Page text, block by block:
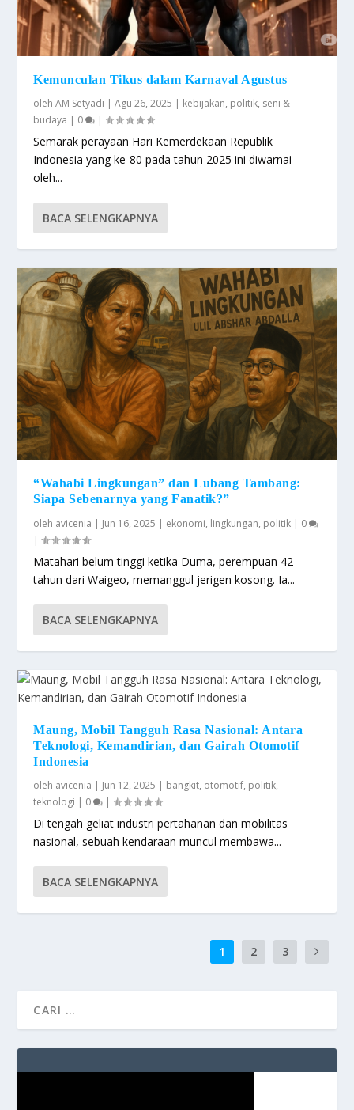
Kemunculan Tikus dalam Karnaval Agustus
olehAM Setyadi |Agu 26, 2025 | kebijakan, politik, seni &
budaya | 0 |
Semarak perayaan Hari Kemerdekaan Republik
Indonesia yang ke-80 pada tahun 2025 ini diwarnai
oleh...
BACA SELENGKAPNYA
“Wahabi Lingkungan” dan Lubang Tambang:
Siapa Sebenarnya yang Fanatik?”
oleh avicenia | Jun 16, 2025 | ekonomi, lingkungan, politik | 0
|
Matahari belum tinggi ketika Duma, perempuan 42
tahun dari Waigeo, memanggul jerigen kosong. Ia...
BACA SELENGKAPNYA
Maung, Mobil Tangguh Rasa Nasional: Antara
Teknologi, Kemandirian, dan Gairah Otomotif
Indonesia
oleh avicenia | Jun 12, 2025 | bangkit, otomotif, politik,
teknologi | 0 |
Di tengah geliat industri pertahanan dan mobilitas
nasional, sebuah kendaraan muncul membawa...
BACA SELENGKAPNYA
1 2 3